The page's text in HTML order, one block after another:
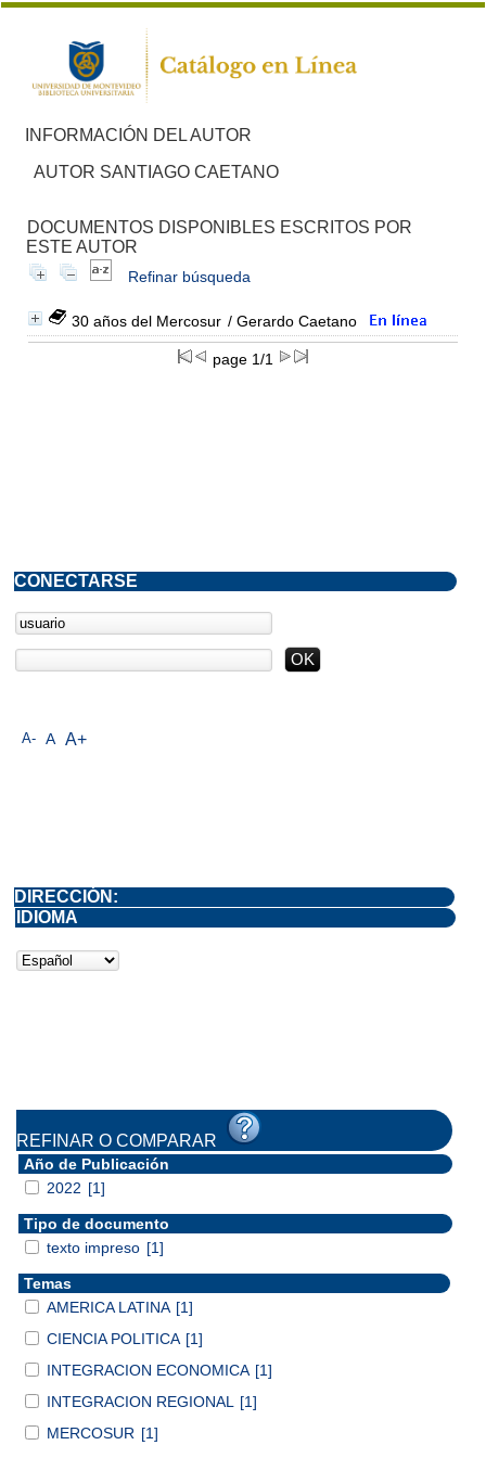
INFORMACIÓN DEL AUTOR
AUTOR SANTIAGO CAETANO
DOCUMENTOS DISPONIBLES ESCRITOS POR
ESTE AUTOR
Refinar búsqueda
30 años del Mercosur / Gerardo Caetano
page 1/1
A- A A+
CONECTARSE
DIRECCIÓN:
IDIOMA
REFINAR O COMPARAR
Año de Publicación
2022 [1]
Tipo de documento
texto impreso [1]
Temas
AMERICA LATINA [1]
CIENCIA POLITICA [1]
INTEGRACION ECONOMICA [1]
INTEGRACION REGIONAL
[1]
MERCOSUR [1]